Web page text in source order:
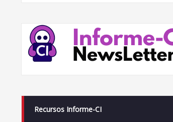
Recursos Informe-CI